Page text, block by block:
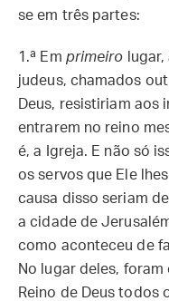
se em três partes:
1.ª Em primeiro
judeus, chamados
Deus, resistiriam aos
entrarem no reino
é, a Igreja. E não só
os servos que Ele
causa disso seriam
a cidade de
como aconteceu de
No lugar deles,
Reino de Deus todos